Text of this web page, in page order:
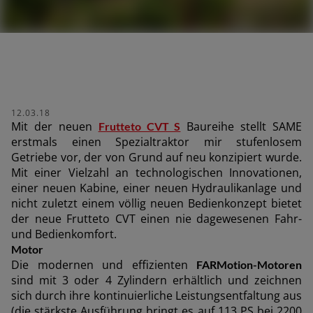
12.03.18
Mit der neuen Frutteto CVT S Baureihe stellt SAME
erstmals einen Spezialtraktor mir stufenlosem
Getriebe vor, der von Grund auf neu konzipiert wurde.
Mit einer Vielzahl an technologischen Innovationen,
einer neuen Kabine, einer neuen Hydraulikanlage und
nicht zuletzt einem völlig neuen Bedienkonzept bietet
der neue Frutteto CVT einen nie dagewesenen Fahr-
und Bedienkomfort.
Motor
Die modernen und effizienten FARMotion-Motoren
sind mit 3 oder 4 Zylindern erhältlich und zeichnen
sich durch ihre kontinuierliche Leistungsentfaltung aus